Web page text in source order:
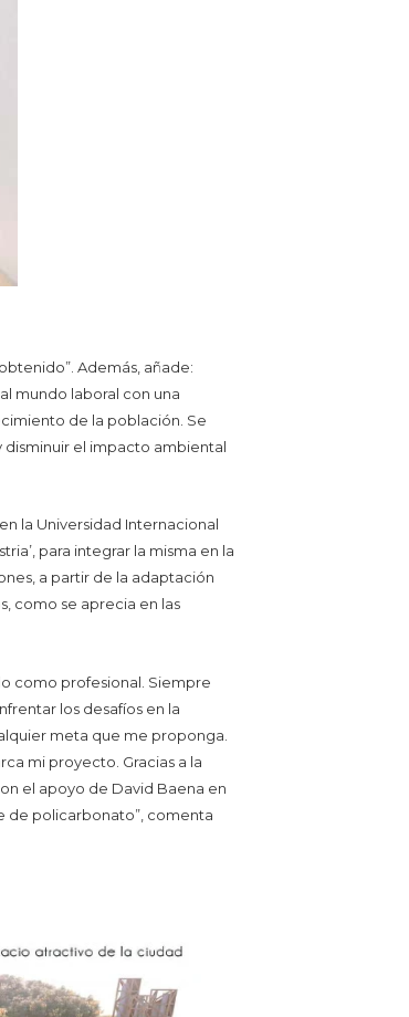
Además, añade:
mundo laboral con una
de la población. Se
el impacto ambiental
la Universidad Internacional
para integrar la misma en la
a partir de la adaptación
como se aprecia en las
como profesional. Siempre
los desafíos en la
meta que me proponga.
mi proyecto. Gracias a la
el apoyo de David Baena en
de policarbonato”, comenta